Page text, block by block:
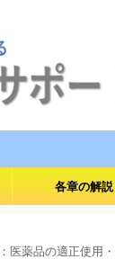
各章の解説
医薬品の適正使用